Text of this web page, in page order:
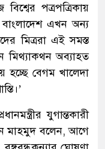
পত্রপত্রিকায়
এখন অন্য
মিত্ররা এই সমস্ত
মিথ্যাকথন অব্যাহত
হচ্ছে বেগম খালেদা
যুগান্তকারী
মাহমুদ বলেন, আগে